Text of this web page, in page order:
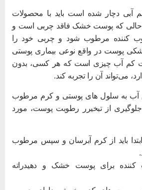
دچار شده است باید با محصولات
که پوست خشک فاقد چربی است و
کننده مرطوب شود و چربی خود را
پوست در واقع نوعی بیماری پوستی
آب چیزی است که هر کسی، بدون
آن را تجربه کند.
به سلول های پوستی و کرم مرطوب
از تبخیرر رطوبت پوست، مورد
باید از کرم آبرسان و سپس مرطوب
برای پوست خشک و دهیدراته